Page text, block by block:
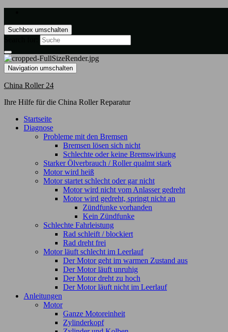
Suchbox umschalten
Navigation umschalten
China Roller 24
Ihre Hilfe für die China Roller Reparatur
Startseite
Diagnose
Probleme mit den Bremsen
Bremsen lösen sich nicht
Schlechte oder keine Bremswirkung
Starker Ölverbrauch / Roller qualmt stark
Motor wird heiß
Motor startet schlecht oder gar nicht
Motor wird nicht vom Anlasser gedreht
Motor wird gedreht, springt nicht an
Zündfunke vorhanden
Kein Zündfunke
Schlechte Fahrleistung
Rad schleift / blockiert
Rad dreht frei
Motor läuft schlecht im Leerlauf
Der Motor geht im warmen Zustand aus
Der Motor läuft unruhig
Der Motor dreht zu hoch
Der Motor läuft nicht im Leerlauf
Anleitungen
Motor
Ganze Motoreinheit
Zylinderkopf